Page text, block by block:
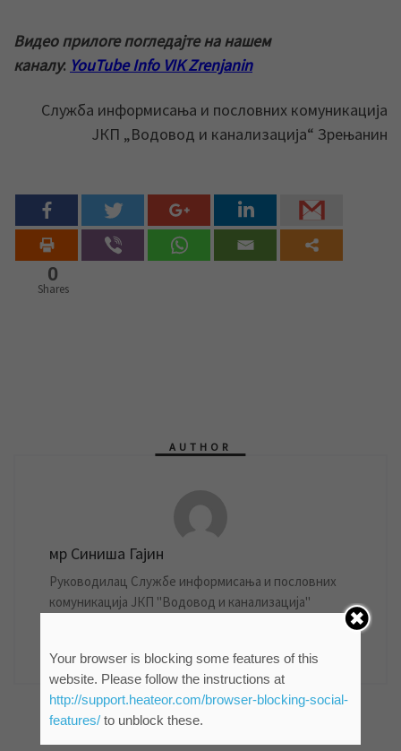
Видео прилоге погледајте на нашем
каналу: YouTube Info VIK Zrenjanin
Служба информисања и пословних комуникација
ЈКП „Водовод и канализација“ Зрењанин
0
Shares
AUTHOR
мр Синиша Гајин
Руководилац Службе информисања и пословних
комуникација ЈКП "Водовод и канализација"
Your browser is blocking some features of this
website. Please follow the instructions at
http://support.heateor.com/browser-blocking-social-
features/to unblock these.